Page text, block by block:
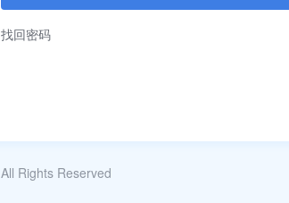
找回密码
All Rights Reserved